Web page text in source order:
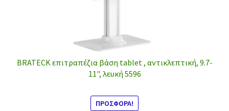
BRATECK επιτραπέζια βάση tablet , αντικλεπτική, 9.7-
11", λευκή 5596
ΠΡΟΣΦΟΡΆ!